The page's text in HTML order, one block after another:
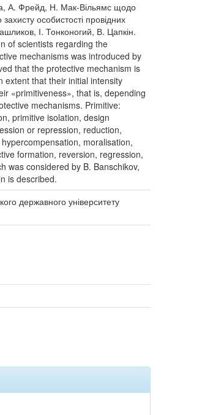
А. Фрейд, Н. Мак-Вільямс щодо
особистості провідних
І. Тонконогий, В. Цапкін.
of scientists regarding the
mechanisms was introduced by
that the protective mechanism is
extent that their initial intensity
«primitiveness», that is, depending
mechanisms. Primitive:
primitive isolation, design
or repression, reduction,
moralisation,
formation, reversion, regression,
was considered by B. Banschikov,
is described.
державного університету